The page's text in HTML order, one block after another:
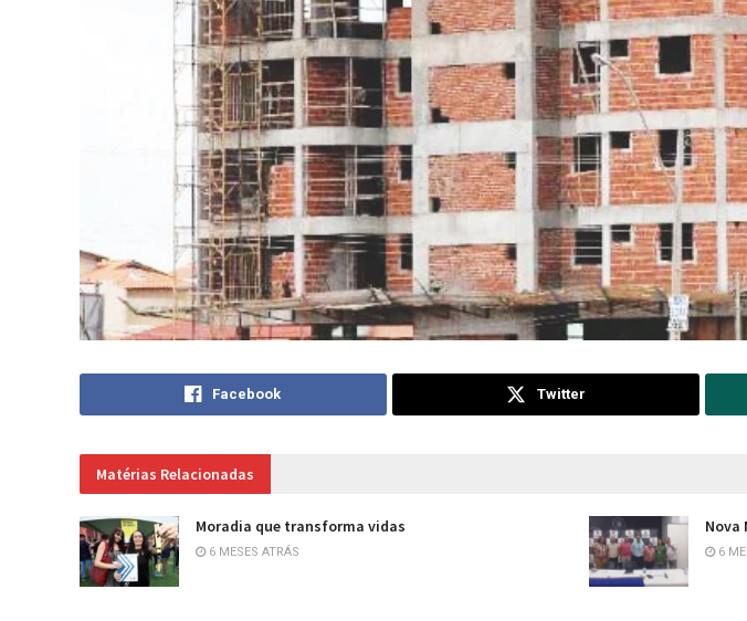
Facebook Twitter
Matérias Relacionadas
Moradia que transforma vidas
6 MESES ATRÁS
Nova
6